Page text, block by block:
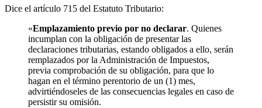
Dice el artículo 715 del Estatuto Tributario:
«Emplazamiento previo por no declarar. Quienes
incumplan con la obligación de presentar las
declaraciones tributarias, estando obligados a ello, serán
remplazados por la Administración de Impuestos,
previa comprobación de su obligación, para que lo
hagan en el término perentorio de un (1) mes,
advirtiéndoseles de las consecuencias legales en caso de
persistir su omisión.